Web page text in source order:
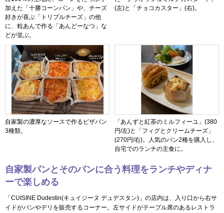
加えた「十勝コーンパン」や、チーズ
好きが喜ぶ「トリプルチーズ」の他
に、粒あんで作る「あんどーなつ」な
どが並ぶ。
(左)と「チョコカスター」(右)。
自家製の濃厚なソースで作るピザパン
3種類。
「あんずと紅茶のミルフィーユ」(380
円/左)と「フィグとクリームチーズ」
(270円/右)。人気のパン2種を購入し、
自宅でのランチの主食に。
自家製パンとそのパンに合う料理をランチやディナ
ーで楽しめる
「CUISINE Dudestin(キュイジーヌ デュデスタン)」の店内は、入り口から右サ
イドがパンやデリを販売するコーナー。左サイドがテーブル席のあるレストラ